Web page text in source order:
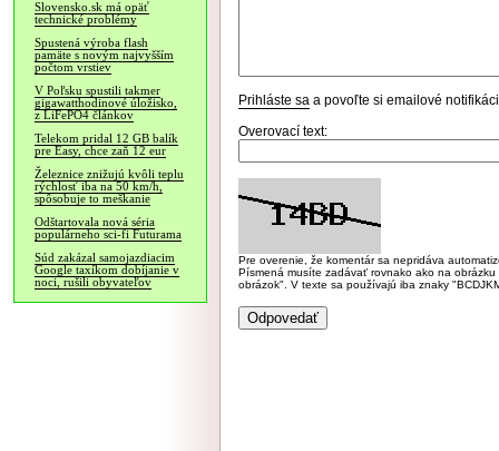
Slovensko.sk má opäť
technické problémy
Spustená výroba flash
pamäte s novým najvyšším
počtom vrstiev
V Poľsku spustili takmer
gigawatthodinové úložisko,
z LiFePO4 článkov
Telekom pridal 12 GB balík
pre Easy, chce zaň 12 eur
Železnice znižujú kvôli teplu
rýchlosť iba na 50 km/h,
spôsobuje to meškanie
Odštartovala nová séria
populárneho sci-fi Futurama
Súd zakázal samojazdiacim
Google taxíkom dobíjanie v
noci, rušili obyvateľov
Prihláste sa a povoľte si emailové
Overovací text:
Pre overenie, že komentár sa nepridáva
Písmená musíte zadávať rovnako ako na
obrázok". V texte sa používajú iba znaky